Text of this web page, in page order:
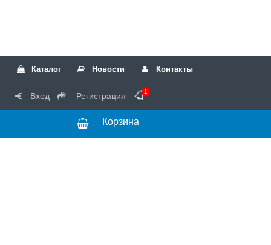
Каталог Новости Контакты
Вход Регистрация 1
Корзина